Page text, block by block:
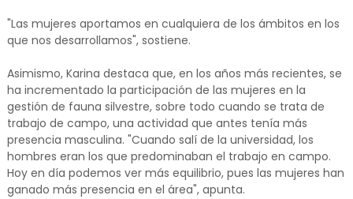
"Las mujeres aportamos en cualquiera de los ámbitos en los
que nos desarrollamos", sostiene.
Asimismo, Karina destaca que, en los años más recientes, se
ha incrementado la participación de las mujeres en la
gestión de fauna silvestre, sobre todo cuando se trata de
trabajo de campo, una actividad que antes tenía más
presencia masculina. "Cuando salí de la universidad, los
hombres eran los que predominaban el trabajo en campo.
Hoy en día podemos ver más equilibrio, pues las mujeres han
ganado más presencia en el área", apunta.